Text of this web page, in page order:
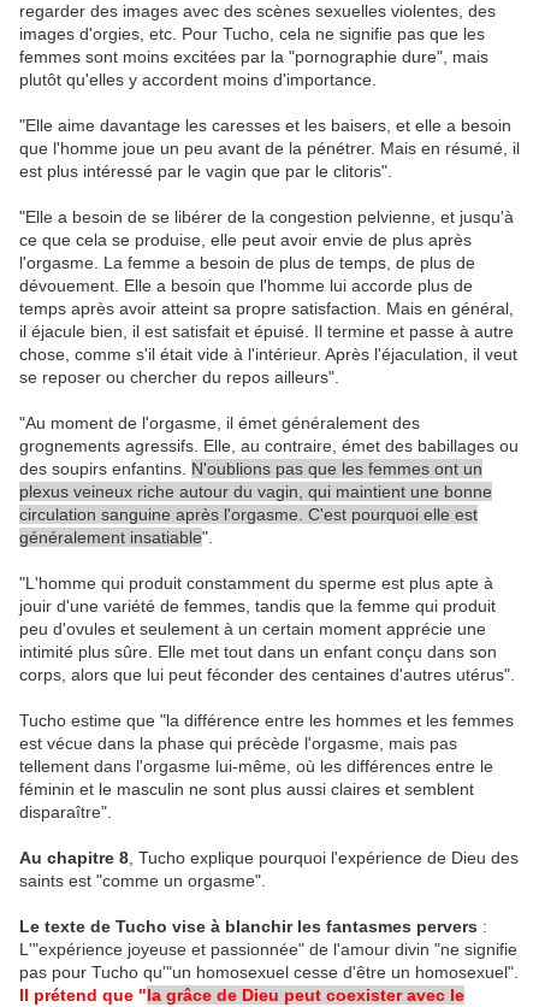
regarder des images avec des scènes sexuelles violentes, des
images d'orgies, etc. Pour Tucho, cela ne signifie pas que les
femmes sont moins excitées par la "pornographie dure", mais
plutôt qu'elles y accordent moins d'importance.
"Elle aime davantage les caresses et les baisers, et elle a besoin
que l'homme joue un peu avant de la pénétrer. Mais en résumé, il
est plus intéressé par le vagin que par le clitoris".
"Elle a besoin de se libérer de la congestion pelvienne, et jusqu'à
ce que cela se produise, elle peut avoir envie de plus après
l'orgasme. La femme a besoin de plus de temps, de plus de
dévouement. Elle a besoin que l'homme lui accorde plus de
temps après avoir atteint sa propre satisfaction. Mais en général,
il éjacule bien, il est satisfait et épuisé. Il termine et passe à autre
chose, comme s'il était vide à l'intérieur. Après l'éjaculation, il veut
se reposer ou chercher du repos ailleurs".
"Au moment de l'orgasme, il émet généralement des
grognements agressifs. Elle, au contraire, émet des babillages ou
des soupirs enfantins. N'oublions pas que les femmes ont un
plexus veineux riche autour du vagin, qui maintient une bonne
circulation sanguine après l'orgasme. C'est pourquoi elle est
généralement insatiable".
"L'homme qui produit constamment du sperme est plus apte à
jouir d'une variété de femmes, tandis que la femme qui produit
peu d'ovules et seulement à un certain moment apprécie une
intimité plus sûre. Elle met tout dans un enfant conçu dans son
corps, alors que lui peut féconder des centaines d'autres utérus".
Tucho estime que "la différence entre les hommes et les femmes
est vécue dans la phase qui précède l'orgasme, mais pas
tellement dans l'orgasme lui-même, où les différences entre le
féminin et le masculin ne sont plus aussi claires et semblent
disparaître".
Au chapitre 8 , Tucho explique pourquoi l'expérience de Dieu des
saints est "comme un orgasme".
Le texte de Tucho vise à blanchir les fantasmes pervers :
L'"expérience joyeuse et passionnée" de l'amour divin "ne signifie
pas pour Tucho qu'"un homosexuel cesse d'être un homosexuel".
Il prétend que "la grâce de Dieu peut coexister avec le